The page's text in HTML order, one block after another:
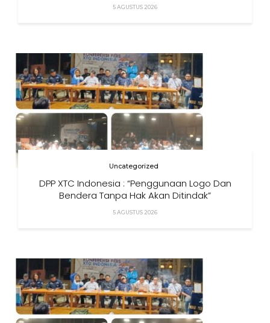
5 AGUSTUS 2026
Uncategorized
DPP XTC Indonesia : “Penggunaan Logo Dan
Bendera Tanpa Hak Akan Ditindak”
5 AGUSTUS 2026